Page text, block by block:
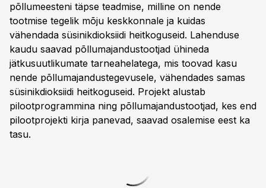
põllumeesteni täpse teadmise, milline on nende
tootmise tegelik mõju keskkonnale ja kuidas
vähendada süsinikdioksiidi heitkoguseid. Lahenduse
kaudu saavad põllumajandustootjad ühineda
jätkusuutlikumate tarneahelatega, mis toovad kasu
nende põllumajandustegevusele, vähendades samas
süsinikdioksiidi heitkoguseid. Projekt alustab
pilootprogrammina ning põllumajandustootjad, kes end
pilootprojekti kirja panevad, saavad osalemise eest ka
tasu.